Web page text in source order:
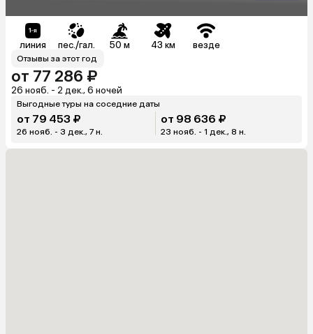
линия пес./гал. 50 м 43 км везде
Отзывы за этот год
от 77 286 ₽
26 нояб. - 2 дек., 6 ночей
Выгодные туры на соседние даты
от 79 453 ₽
26 нояб. - 3 дек., 7 н.
от 98 636 ₽
23 нояб. - 1 дек., 8 н.